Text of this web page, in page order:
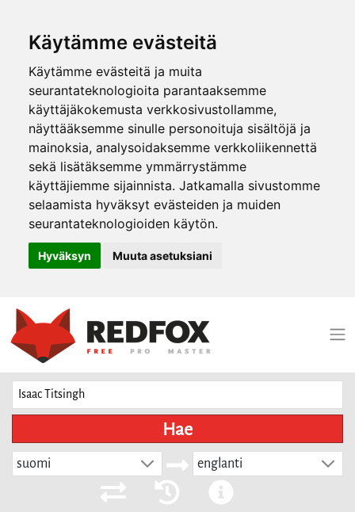
Käytämme evästeitä
Käytämme evästeitä ja muita
seurantateknologioita parantaaksemme
käyttäjäkokemusta verkkosivustollamme,
näyttääksemme sinulle personoituja sisältöjä ja
mainoksia, analysoidaksemme verkkoliikennettä
sekä lisätäksemme ymmärrystämme
käyttäjiemme sijainnista. Jatkamalla sivustomme
selaamista hyväksyt evästeiden ja muiden
seurantateknologioiden käytön.
Hyväksyn Muuta asetuksiani
Hae
suomi englanti